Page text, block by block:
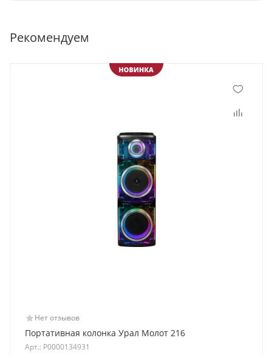
Рекомендуем
Нет отзывов
Портативная колонка Урал Молот 216
Арт.: Р0000134931